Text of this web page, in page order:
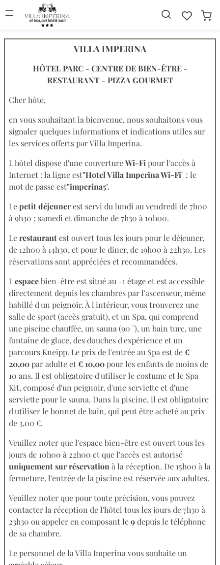
Skip to main content
VILLA IMPERINA
HÔTEL PARC - CENTRE DE BIEN-ÊTRE -
RESTAURANT - PIZZA GOURMET
Cher hôte,
en vous souhaitant la bienvenue, nous souhaitons vous
signaler quelques informations et indications utiles sur
les services offerts par Villa Imperina.
L'hôtel dispose d'une couvertureWi-Fi pour l'accès à
Internet : la ligne est"Hotel Villa Imperina Wi-Fi" ; le
mot de passe est"imperina5".
Lepetit déjeunerest servi du lundi au vendredi de 7h00
à 9h30 ; samedi et dimanche de 7h30 à 10h00.
Lerestaurantest ouvert tous les jours pour le déjeuner,
de 12h00 à 14h30, et pour le dîner, de 19h00 à 22h30. Les
réservations sont appréciées et recommandées.
L'espacebien-être est situé au -1 étage et est accessible
directement depuis les chambres par l'ascenseur, même
habillé d'un peignoir. À l'intérieur, vous trouverez une
salle de sport (accès gratuit), et un Spa, qui comprend
une piscine chauffée, un sauna (90 °), un bain turc, une
fontaine de glace, des douches d'expérience et un
parcours Kneipp. Le prix de l'entrée au Spa est de€
20,00par adulte et€ 10,00pour les enfants de moins de
10 ans. Il est obligatoire d'utiliser le costume et le Spa
Kit, composé d'un peignoir, d'une serviette et d'une
serviette pour le sauna. Dans la piscine, il est obligatoire
d'utiliser le bonnet de bain, qui peut être acheté au prix
de 3,00 €.
Veuillez noter que l'espace bien-être est ouvert tous les
jours de 10h00 à 22h00 et que l'accès est autorisé
uniquement sur réservation à la réception. De 15h00 à la
fermeture, l'entrée de la piscine est réservée aux adultes.
Veuillez noter que pour toute précision, vous pouvez
contacter la réception de l'hôtel tous les jours de 7h30 à
23h30 ou appeler en composant le9depuis le téléphone
de sa chambre.
Le personnel de la Villa Imperina vous souhaite un